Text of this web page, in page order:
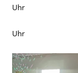
Uhr
Uhr